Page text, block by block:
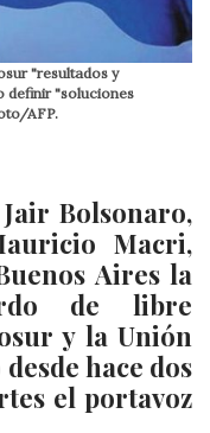
"resultados y
definir "soluciones
AFP.
Bolsonaro,
Macri,
Aires la
de libre
y la Unión
hace dos
el portavoz